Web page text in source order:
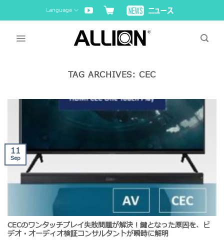
to
Language
TAG ARCHIVES: CEC
CECのワンタッチプレイ失敗問題が解決！鍵となった原因を、ビ
デオ・オーディオ検証コンサルタントが瞬時に解明
11
Sep